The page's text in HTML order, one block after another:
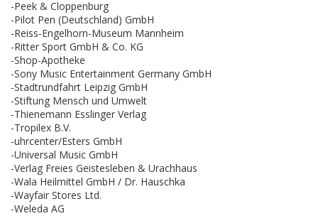
-Peek & Cloppenburg
-Pilot Pen (Deutschland) GmbH
-Reiss-Engelhorn-Museum Mannheim
-Ritter Sport GmbH & Co. KG
-Shop-Apotheke
-Sony Music Entertainment Germany GmbH
-Stadtrundfahrt Leipzig GmbH
-Stiftung Mensch und Umwelt
-Thienemann Esslinger Verlag
-Tropilex B.V.
-uhrcenter/Esters GmbH
-Universal Music GmbH
-Verlag Freies Geistesleben & Urachhaus
-Wala Heilmittel GmbH / Dr. Hauschka
-Wayfair Stores Ltd.
-Weleda AG